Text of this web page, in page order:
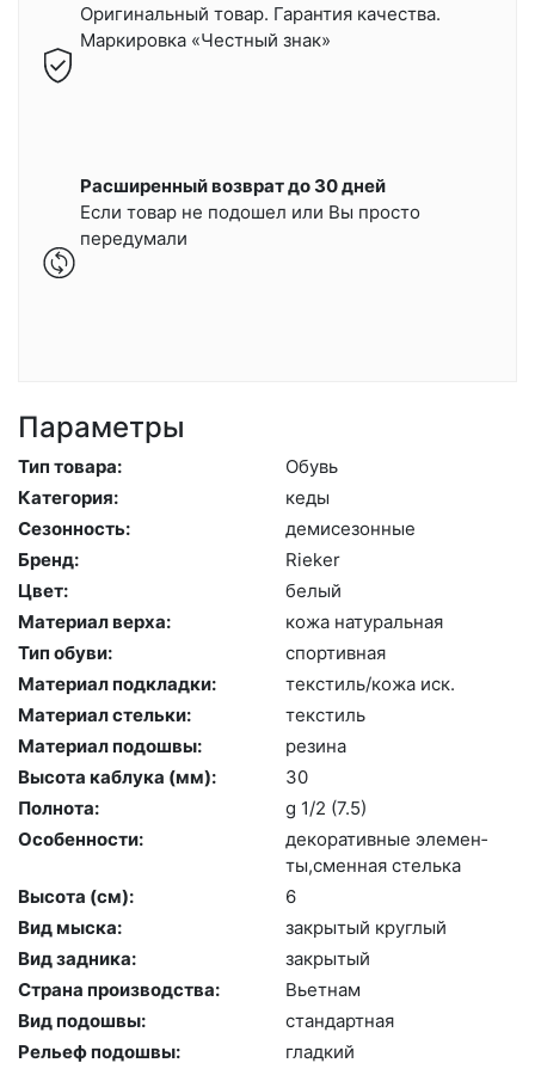
Оригинальный товар. Гарантия качества.
Маркировка «Честный знак»
Расширенный возврат до 30 дней
Если товар не подошел или Вы просто
передумали
Параметры
Тип товара:
Обувь
Категория:
ке­ды
Сезонность:
де­мисе­зон­ные
Бренд:
Ri­eker
Цвет:
бе­лый
Материал верха:
ко­жа на­тураль­ная
Тип обуви:
спор­тивная
Материал подкладки:
текс­тиль/ко­жа иск.
Материал стельки:
текс­тиль
Материал подошвы:
ре­зина
Высота каблука (мм):
30
Полнота:
g 1/2 (7.5)
Особенности:
де­кора­тив­ные эле­мен­
ты,смен­ная стель­ка
Высота (cм):
6
Вид мыска:
зак­ры­тый круг­лый
Вид задника:
зак­ры­тый
Страна производства:
Вь­ет­нам
Вид подошвы:
стан­дарт­ная
Рельеф подошвы:
глад­кий